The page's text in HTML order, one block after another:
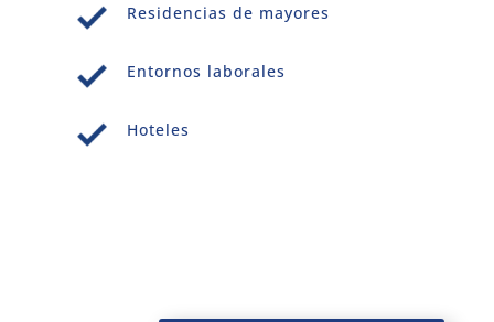
Residencias de mayores
Entornos laborales
Hoteles